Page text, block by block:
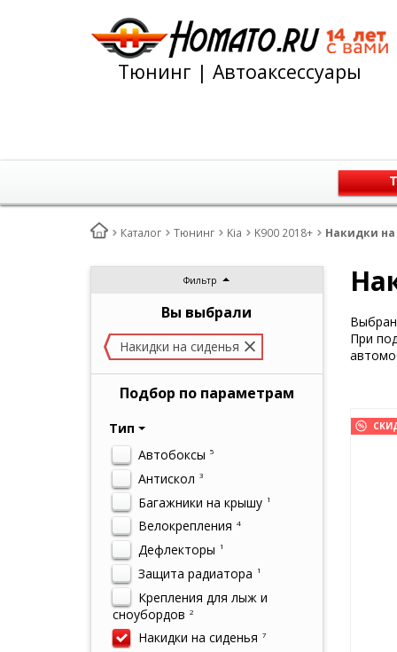
Тюнинг | Автоаксессуары
Каталог Тюнинг Kia K900 2018+ Накидки на
Фильтр
Вы выбрали
Накидки на сиденья
Подбор по параметрам
Тип
Автобоксы 5
Антискол 3
Багажники на крышу 1
Велокрепления 4
Дефлекторы 1
Защита радиатора 1
Крепления для лыж и
сноубордов 2
Накидки на сиденья 7
Выбран
При